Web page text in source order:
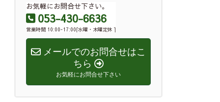
お気軽にお問合せ下さい。
053-430-6636
営業時間 10:00-17:00[水曜・木曜定休 ]
メールでのお問合せはこ
ちら
お気軽にお問合せ下さい